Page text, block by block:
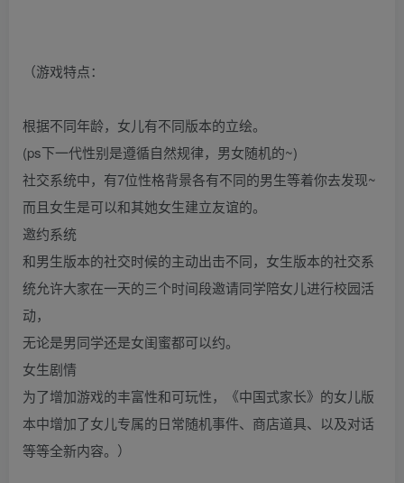
（游戏特点：
根据不同年龄，女儿有不同版本的立绘。
(ps下一代性别是遵循自然规律，男女随机的~)
社交系统中，有7位性格背景各有不同的男生等着你去发现~
而且女生是可以和其她女生建立友谊的。
邀约系统
和男生版本的社交时候的主动出击不同，女生版本的社交系
统允许大家在一天的三个时间段邀请同学陪女儿进行校园活
动，
无论是男同学还是女闺蜜都可以约。
女生剧情
为了增加游戏的丰富性和可玩性，《中国式家长》的女儿版
本中增加了女儿专属的日常随机事件、商店道具、以及对话
等等全新内容。）